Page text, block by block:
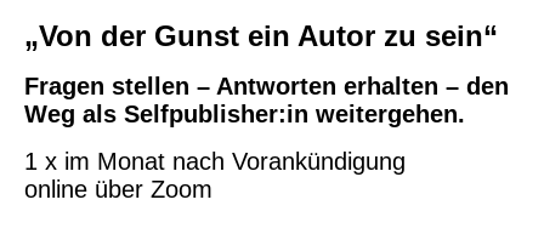
„Von der Gunst ein Autor zu sein“
Fragen stellen – Antworten erhalten – den
Weg als Selfpublisher:in weitergehen.
1 x im Monat nach Vorankündigung
online über Zoom